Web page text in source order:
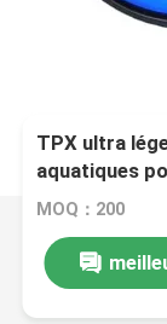
TPX ultra
aquatiques
MOQ：200